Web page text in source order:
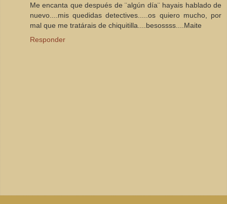
Me encanta que después de ¨algún día¨ hayais hablado de
nuevo....mis quedidas detectives.....os quiero mucho, por
mal que me tratárais de chiquitilla....besossss....Maite
Responder